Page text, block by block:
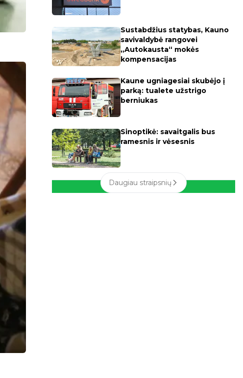
Sustabdžius statybas, Kauno
savivaldybė rangovei
„Autokausta“ mokės
kompensacijas
Kaune ugniagesiai skubėjo į
parką: tualete užstrigo
berniukas
Sinoptikė: savaitgalis bus
ramesnis ir vėsesnis
Daugiau straipsnių